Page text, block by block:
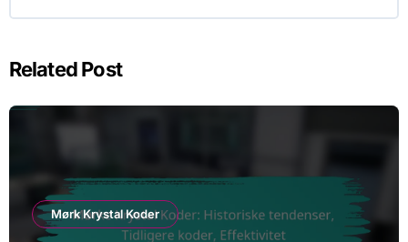
Related Post
Mørk Krystal Koder